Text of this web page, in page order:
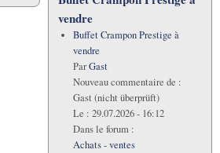
vendre
Buffet Crampon Prestige à
vendre
ParGast
Nouveau commentaire de :
Gast (nicht überprüft)
Le : 29.07.2026 - 16:12
Dans le forum :
Achats - ventes